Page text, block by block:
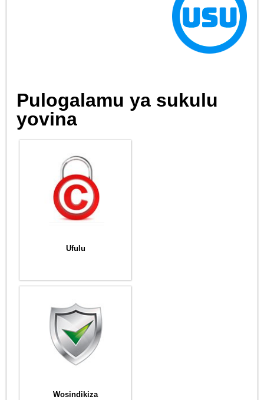
Pulogalamu ya sukulu
yovina
Ufulu
Wosindikiza